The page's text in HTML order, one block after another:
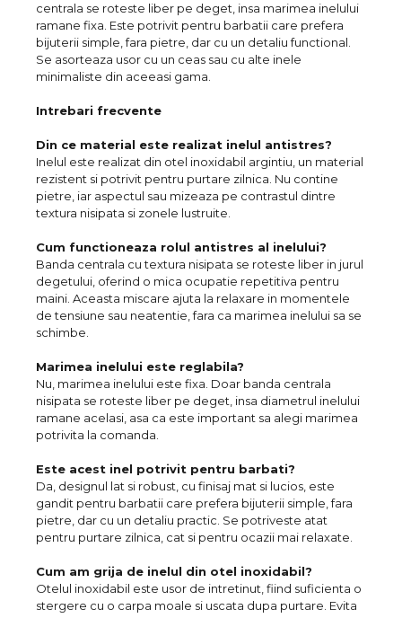
centrala se roteste liber pe deget, insa marimea inelului
ramane fixa. Este potrivit pentru barbatii care prefera
bijuterii simple, fara pietre, dar cu un detaliu functional.
Se asorteaza usor cu un ceas sau cu alte inele
minimaliste din aceeasi gama.
Intrebari frecvente
Din ce material este realizat inelul antistres?
Inelul este realizat din otel inoxidabil argintiu, un material
rezistent si potrivit pentru purtare zilnica. Nu contine
pietre, iar aspectul sau mizeaza pe contrastul dintre
textura nisipata si zonele lustruite.
Cum functioneaza rolul antistres al inelului?
Banda centrala cu textura nisipata se roteste liber in jurul
degetului, oferind o mica ocupatie repetitiva pentru
maini. Aceasta miscare ajuta la relaxare in momentele
de tensiune sau neatentie, fara ca marimea inelului sa se
schimbe.
Marimea inelului este reglabila?
Nu, marimea inelului este fixa. Doar banda centrala
nisipata se roteste liber pe deget, insa diametrul inelului
ramane acelasi, asa ca este important sa alegi marimea
potrivita la comanda.
Este acest inel potrivit pentru barbati?
Da, designul lat si robust, cu finisaj mat si lucios, este
gandit pentru barbatii care prefera bijuterii simple, fara
pietre, dar cu un detaliu practic. Se potriveste atat
pentru purtare zilnica, cat si pentru ocazii mai relaxate.
Cum am grija de inelul din otel inoxidabil?
Otelul inoxidabil este usor de intretinut, fiind suficienta o
stergere cu o carpa moale si uscata dupa purtare. Evita